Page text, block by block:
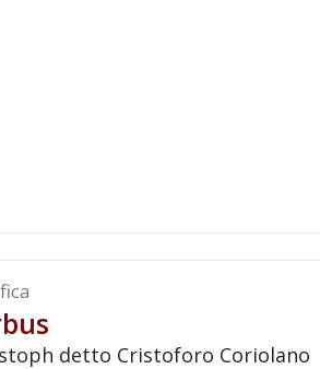
detto Cristoforo Coriolano